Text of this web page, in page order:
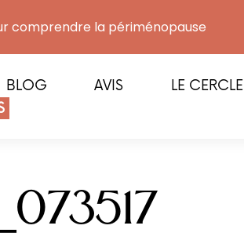
BLOG AVIS LE CERCLE
comprendre la périménopause